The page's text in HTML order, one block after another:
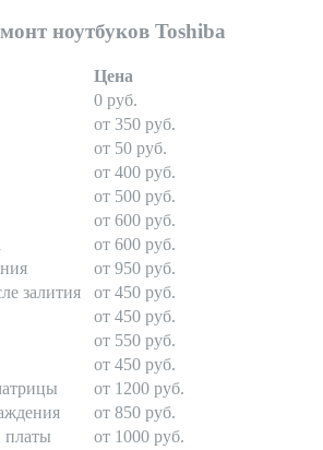
ноутбуков Toshiba
Цена
0 руб.
от 350 руб.
от 50 руб.
от 400 руб.
от 500 руб.
от 600 руб.
от 600 руб.
от 950 руб.
залития
от 450 руб.
от 450 руб.
от 550 руб.
от 450 руб.
от 1200 руб.
от 850 руб.
платы
от 1000 руб.